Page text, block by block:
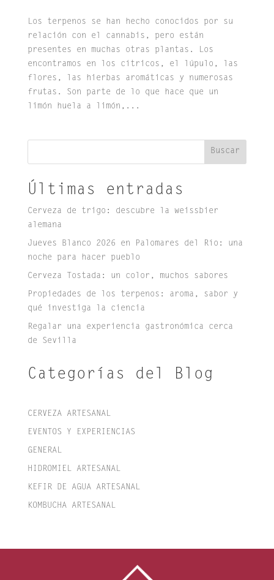
Los terpenos se han hecho conocidos por su
relación con el cannabis, pero están
presentes en muchas otras plantas. Los
encontramos en los cítricos, el lúpulo, las
flores, las hierbas aromáticas y numerosas
frutas. Son parte de lo que hace que un
limón huela a limón,...
Buscar
Últimas entradas
Cerveza de trigo: descubre la weissbier
alemana
Jueves Blanco 2026 en Palomares del Río: una
noche para hacer pueblo
Cerveza Tostada: un color, muchos sabores
Propiedades de los terpenos: aroma, sabor y
qué investiga la ciencia
Regalar una experiencia gastronómica cerca
de Sevilla
Categorías del Blog
CERVEZA ARTESANAL
EVENTOS Y EXPERIENCIAS
GENERAL
HIDROMIEL ARTESANAL
KEFIR DE AGUA ARTESANAL
KOMBUCHA ARTESANAL